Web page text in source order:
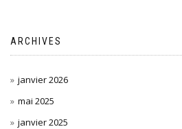
ARCHIVES
janvier 2026
mai 2025
janvier 2025